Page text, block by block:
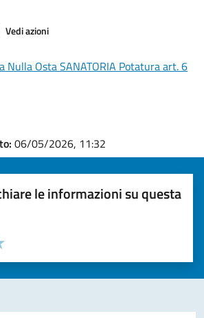
Vedi azioni
Nulla Osta SANATORIA Potatura art. 6
06/05/2026, 11:32
le informazioni su questa
informazioni (da 1 a 5 stelle)
di stelle per valutare la chiarezza delle
5 stelle su 5
4 stelle su 5
su 5
su 5